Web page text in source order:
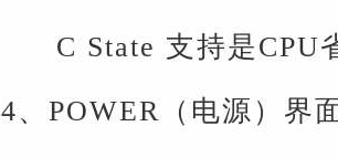
C State 支持是CPU
4、POWER（电源）界